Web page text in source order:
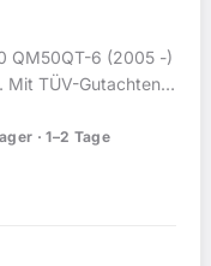
QM50QT-6 (2005 -)
TÜV-Gutachten
· 1–2 Tage